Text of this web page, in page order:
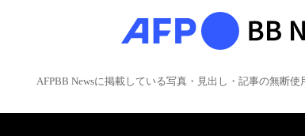
AFPBB Newsに掲載している写真・見出し・記事の無断使